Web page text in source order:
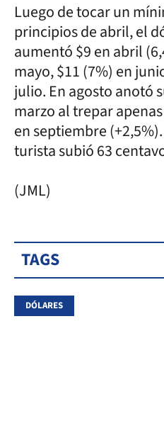
Luego de tocar un
principios de abril, el
aumentó $9 en abril
mayo, $11 (7%) en
julio. En agosto anotó
marzo al trepar
en septiembre
turista subió 63
(JML)
TAGS
DÓLARES